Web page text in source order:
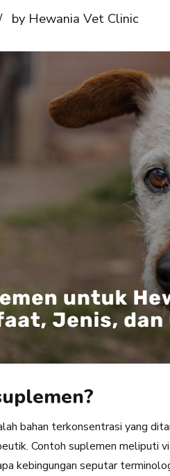
by Hewania Vet Clinic
bahan terkonsentrasi yang
Contoh suplemen meliputi
kebingungan seputar